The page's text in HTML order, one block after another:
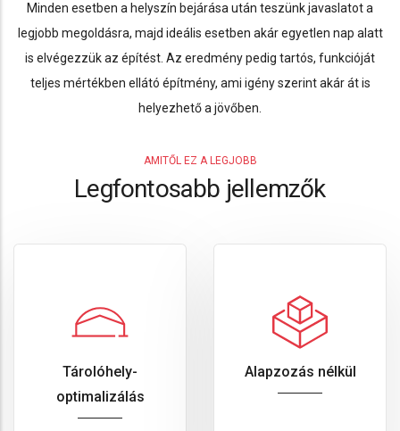
Minden esetben a helyszín bejárása után teszünk javaslatot a
legjobb megoldásra, majd ideális esetben akár egyetlen nap alatt
is elvégezzük az építést. Az eredmény pedig tartós, funkcióját
teljes mértékben ellátó építmény, ami igény szerint akár át is
helyezhető a jövőben.
AMITŐL EZ A LEGJOBB
Legfontosabb jellemzők
Tárolóhely-
optimalizálás
Alapzozás nélkül